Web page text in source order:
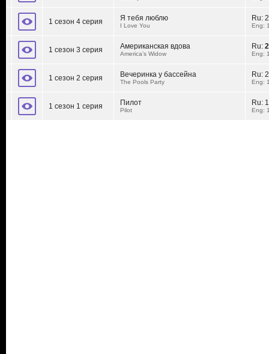
1 сезон 4 серия Я тебя люблю
I Love You
Ru:
Eng:
1 сезон 3 серия Американская вдова
America’s Widow
Ru:
Eng:
1 сезон 2 серия Вечеринка у бассейна
The Pools Party
Ru:
Eng:
1 сезон 1 серия Пилот
Pilot
Ru:
Eng: